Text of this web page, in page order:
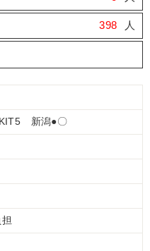
398 人
新潟●〇